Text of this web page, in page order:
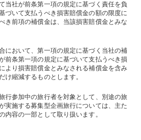
当社が前条第一項の規定に基づく責任を負
づいて支払うべき損害賠償金の額の限度に
き前項の補償金は、当該損害賠償金とみな
において、第一項の規定に基づく当社の補
前条第一項の規定に基づいて支払うべき損
より損害賠償金とみなされる補償金を含み
け縮減するものとします。
行参加中の旅行者を対象として、別途の旅
実施する募集型企画旅行については、主た
内容の一部として取り扱います。